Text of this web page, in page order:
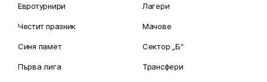
Евротурнири
Честит празник
Синя памет
Първа лига
Лагери
Мачове
Сектор „Б“
Трансфери